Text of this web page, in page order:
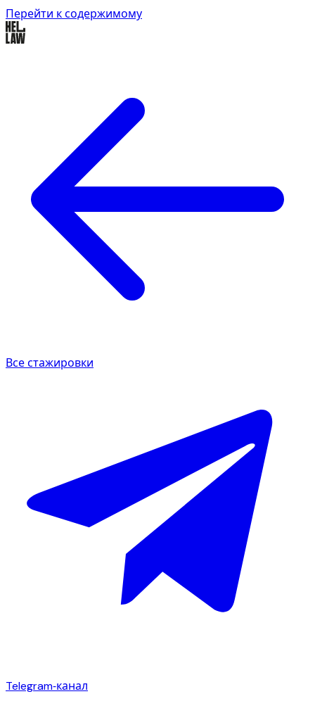
Перейти к содержимому
Все стажировки
Telegram‑канал